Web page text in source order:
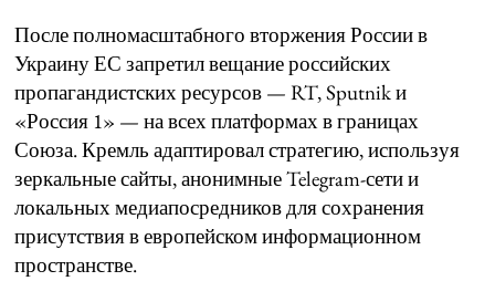
После полномасштабного вторжения России в
Украину ЕС запретил вещание российских
пропагандистских ресурсов — RT, Sputnik и
«Россия 1» — на всех платформах в границах
Союза. Кремль адаптировал стратегию, используя
зеркальные сайты, анонимные Telegram-сети и
локальных медиапосредников для сохранения
присутствия в европейском информационном
пространстве.